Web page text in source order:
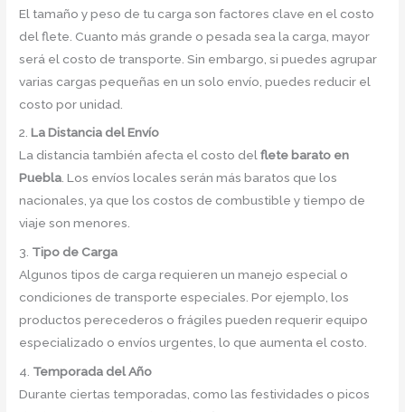
El tamaño y peso de tu carga son factores clave en el costo
del flete. Cuanto más grande o pesada sea la carga, mayor
será el costo de transporte. Sin embargo, si puedes agrupar
varias cargas pequeñas en un solo envío, puedes reducir el
costo por unidad.
2.La Distancia del Envío
La distancia también afecta el costo delflete barato en
Puebla. Los envíos locales serán más baratos que los
nacionales, ya que los costos de combustible y tiempo de
viaje son menores.
3. Tipo de Carga
Algunos tipos de carga requieren un manejo especial o
condiciones de transporte especiales. Por ejemplo, los
productos perecederos o frágiles pueden requerir equipo
especializado o envíos urgentes, lo que aumenta el costo.
4. Temporada del Año
Durante ciertas temporadas, como las festividades o picos